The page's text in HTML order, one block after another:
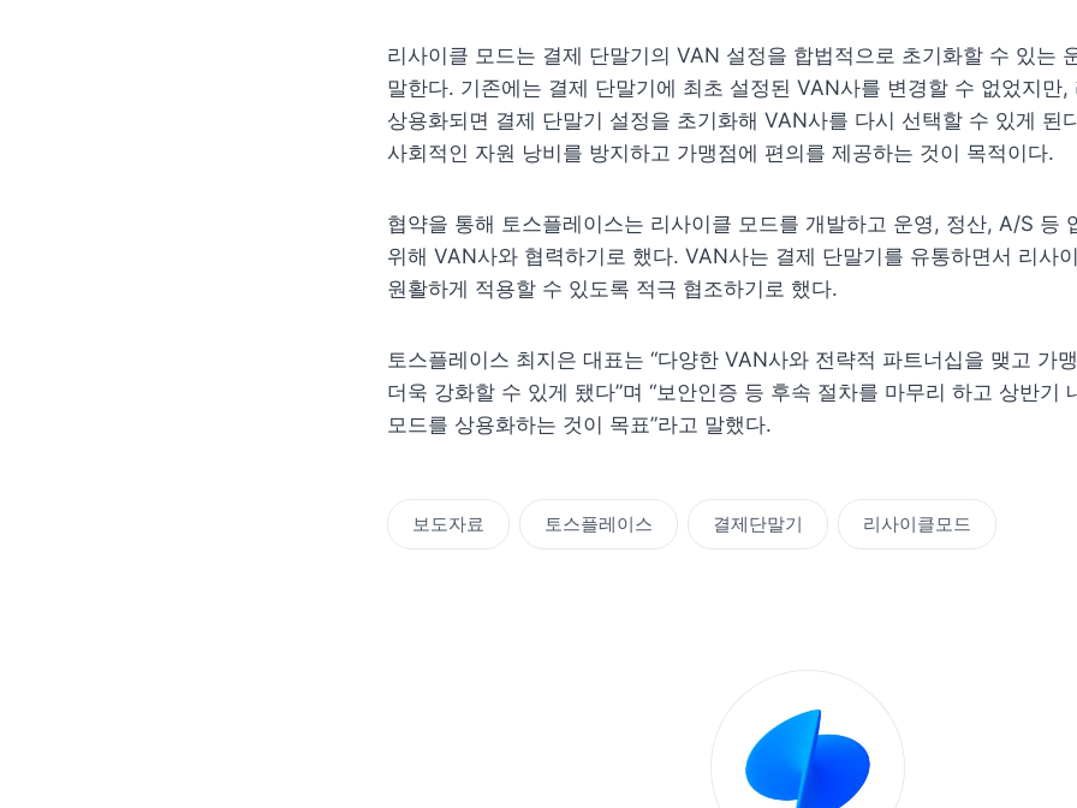
리사이클 모드는 결제 단말기의 VAN 설정을 합법적으로 초기화할 수 있는
말한다. 기존에는 결제 단말기에 최초 설정된 VAN사를 변경할 수 없었지만,
상용화되면 결제 단말기 설정을 초기화해 VAN사를 다시 선택할 수 있게 된
사회적인 자원 낭비를 방지하고 가맹점에 편의를 제공하는 것이 목적이다.
협약을 통해 토스플레이스는 리사이클 모드를 개발하고 운영, 정산, A/S 등
위해 VAN사와 협력하기로 했다. VAN사는 결제 단말기를 유통하면서 리사
원활하게 적용할 수 있도록 적극 협조하기로 했다.
토스플레이스 최지은 대표는 “다양한 VAN사와 전략적 파트너십을 맺고 가
더욱 강화할 수 있게 됐다”며 “보안인증 등 후속 절차를 마무리 하고 상반기
모드를 상용화하는 것이 목표”라고 말했다.
보도자료 토스플레이스 결제단말기 리사이클모드